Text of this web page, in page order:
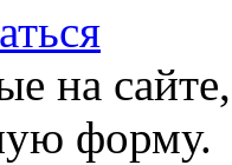
на
форму.